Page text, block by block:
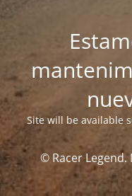
Site will be available
© Racer